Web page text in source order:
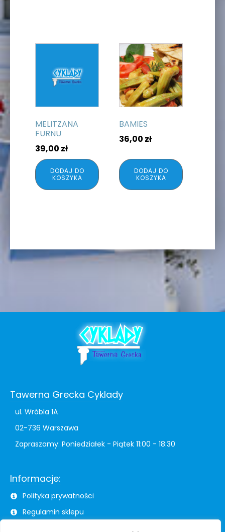
MELITZANA
FURNU
39,00 zł
DODAJ DO
KOSZYKA
BAMIES
36,00 zł
DODAJ DO
KOSZYKA
Tawerna Grecka Cyklady
ul. Wróbla 1A
02-736 Warszawa
Zapraszamy: Poniedziałek - Piątek 11:00 - 18:30
Informacje:
Polityka prywatności
Regulamin sklepu